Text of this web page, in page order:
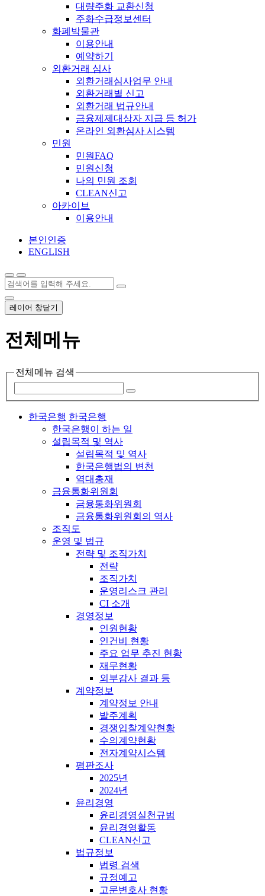
대량주화 교환신청
주화수급정보센터
화폐박물관
이용안내
예약하기
외환거래 심사
외환거래심사업무 안내
외환거래별 신고
외환거래 법규안내
금융제제대상자 지급 등 허가
온라인 외환심사 시스템
민원
민원FAQ
민원신청
나의 민원 조회
CLEAN신고
아카이브
이용안내
본인인증
ENGLISH
레이어 창닫기
전체메뉴
전체메뉴 검색
한국은행 한국은행
한국은행이 하는 일
설립목적 및 역사
설립목적 및 역사
한국은행법의 변천
역대총재
금융통화위원회
금융통화위원회
금융통화위원회의 역사
조직도
운영 및 법규
전략 및 조직가치
전략
조직가치
운영리스크 관리
CI 소개
경영정보
인원현황
인건비 현황
주요 업무 추진 현황
재무현황
외부감사 결과 등
계약정보
계약정보 안내
발주계획
경쟁입찰계약현황
수의계약현황
전자계약시스템
평판조사
2025년
2024년
윤리경영
윤리경영실천규범
윤리경영활동
CLEAN신고
법규정보
법령 검색
규정예고
고문변호사 현황